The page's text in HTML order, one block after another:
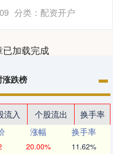
200 亿美元融资 ——....
分类： 配资开户
加载完成
涨跌榜
流入 个股流出
换手率
涨幅
换手率
20.00% 11.62%